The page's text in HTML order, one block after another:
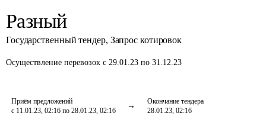
Разный
Государственный тендер, Запрос котировок
Осуществление перевозок с 29.01.23 по 31.12.23
Приём предложений
с 11.01.23, 02:16 по 28.01.23, 02:16
Окончание тендера
28.01.23, 02:16